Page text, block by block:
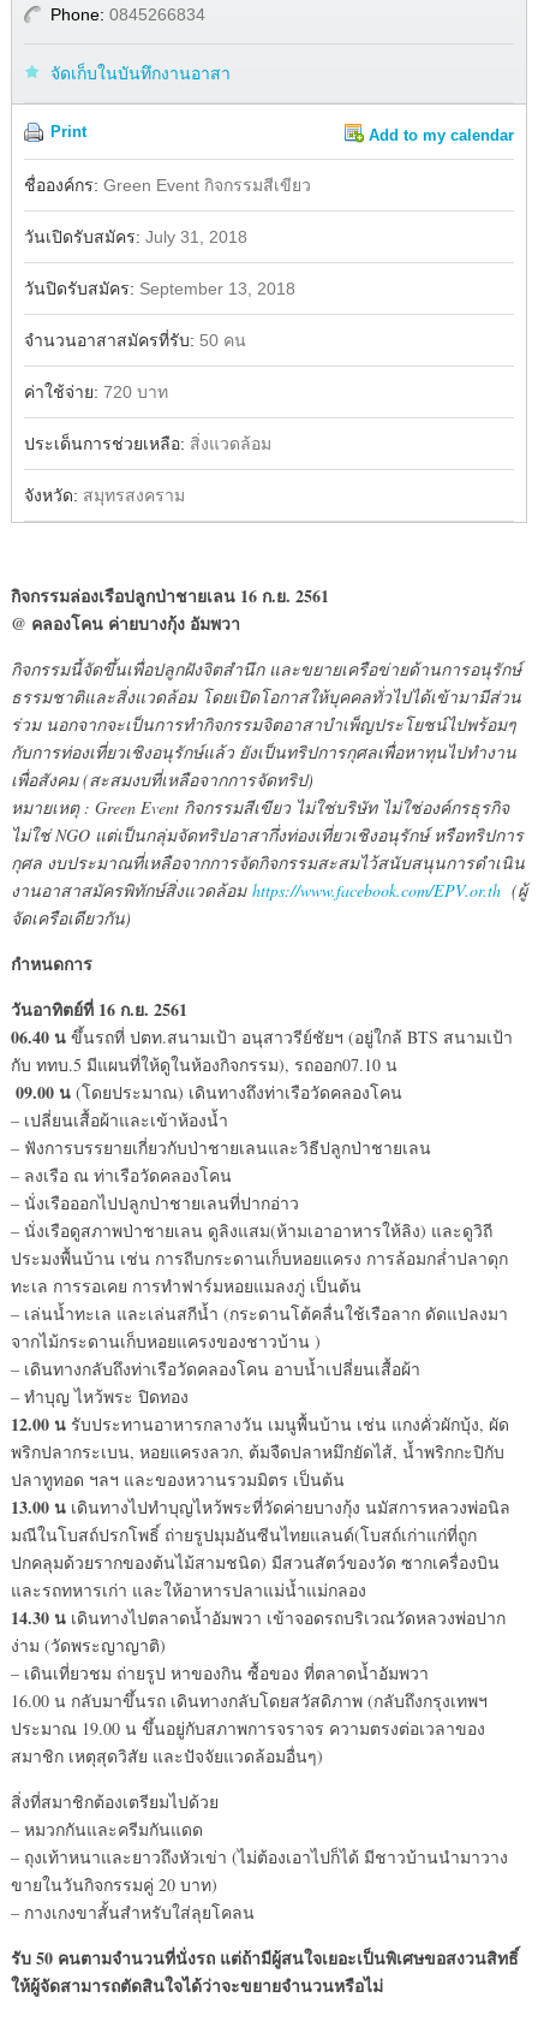
Phone: 0845266834
จัดเก็บในบันทึกงานอาสา
Print Add to my calendar
ชื่อองค์กร: Green Event กิจกรรมสีเขียว
วันเปิดรับสมัคร: July 31, 2018
วันปิดรับสมัคร: September 13, 2018
จำนวนอาสาสมัครที่รับ: 50 คน
ค่าใช้จ่าย: 720 บาท
ประเด็นการช่วยเหลือ: สิ่งแวดล้อม
จังหวัด: สมุทรสงคราม
กิจกรรมล่องเรือปลูกป่าชายเลน 16 ก.ย. 2561
@ คลองโคน ค่ายบางกุ้ง อัมพวา
กิจกรรมนี้จัดขึ้นเพื่อปลูกฝังจิตสำนึก และขยายเครือข่ายด้านการอนุรักษ์
ธรรมชาติและสิ่งแวดล้อม โดยเปิดโอกาสให้บุคคลทั่วไปได้เข้ามามีส่วน
ร่วม นอกจากจะเป็นการทำกิจกรรมจิตอาสาบำเพ็ญประโยชน์ไปพร้อมๆ
กับการท่องเที่ยวเชิงอนุรักษ์แล้ว ยังเป็นทริปการกุศลเพื่อหาทุนไปทำงาน
เพื่อสังคม (สะสมงบที่เหลือจากการจัดทริป)
หมายเหตุ : Green Event กิจกรรมสีเขียว ไม่ใช่บริษัท ไม่ใช่องค์กรธุรกิจ
ไม่ใช่ NGO แต่เป็นกลุ่มจัดทริปอาสากึ่งท่องเที่ยวเชิงอนุรักษ์ หรือทริปการ
กุศล งบประมาณที่เหลือจากการจัดกิจกรรมสะสมไว้สนับสนุนการดำเนิน
งานอาสาสมัครพิทักษ์สิ่งแวดล้อม https://www.facebook.com/EPV.or.th(ผู้
จัดเครือเดียวกัน)
กำหนดการ
วันอาทิตย์ที่ 16 ก.ย. 2561
06.40 นขึ้นรถที่ ปตท.สนามเป้า อนุสาวรีย์ชัยฯ (อยู่ใกล้ BTS สนามเป้า
กับ ททบ.5 มีแผนที่ให้ดูในห้องกิจกรรม), รถออก07.10 น
09.00 น(โดยประมาณ) เดินทางถึงท่าเรือวัดคลองโคน
– เปลี่ยนเสื้อผ้าและเข้าห้องน้ำ
– ฟังการบรรยายเกี่ยวกับป่าชายเลนและวิธีปลูกป่าชายเลน
– ลงเรือ ณ ท่าเรือวัดคลองโคน
– นั่งเรือออกไปปลูกป่าชายเลนที่ปากอ่าว
– นั่งเรือดูสภาพป่าชายเลน ดูลิงแสม(ห้ามเอาอาหารให้ลิง) และดูวิถี
ประมงพื้นบ้าน เช่น การถีบกระดานเก็บหอยแครง การล้อมกล่ำปลาดุก
ทะเล การรอเคย การทำฟาร์มหอยแมลงภู่ เป็นต้น
– เล่นน้ำทะเล และเล่นสกีน้ำ (กระดานโต้คลื่นใช้เรือลาก ดัดแปลงมา
จากไม้กระดานเก็บหอยแครงของชาวบ้าน )
– เดินทางกลับถึงท่าเรือวัดคลองโคน อาบน้ำเปลี่ยนเสื้อผ้า
– ทำบุญ ไหว้พระ ปิดทอง
12.00 นรับประทานอาหารกลางวัน เมนูพื้นบ้าน เช่น แกงคั่วผักบุ้ง, ผัด
พริกปลากระเบน, หอยแครงลวก, ต้มจืดปลาหมึกยัดไส้, น้ำพริกกะปิกับ
ปลาทูทอด ฯลฯ และของหวานรวมมิตร เป็นต้น
13.00 นเดินทางไปทำบุญไหว้พระที่วัดค่ายบางกุ้ง นมัสการหลวงพ่อนิล
มณีในโบสถ์ปรกโพธิ์ ถ่ายรูปมุมอันซีนไทยแลนด์(โบสถ์เก่าแก่ที่ถูก
ปกคลุมด้วยรากของต้นไม้สามชนิด) มีสวนสัตว์ของวัด ซากเครื่องบิน
และรถทหารเก่า และให้อาหารปลาแม่น้ำแม่กลอง
14.30 นเดินทางไปตลาดน้ำอัมพวา เข้าจอดรถบริเวณวัดหลวงพ่อปาก
ง่าม (วัดพระญาญาติ)
– เดินเที่ยวชม ถ่ายรูป หาของกิน ซื้อของ ที่ตลาดน้ำอัมพวา
16.00 น กลับมาขึ้นรถ เดินทางกลับโดยสวัสดิภาพ (กลับถึงกรุงเทพฯ
ประมาณ 19.00 น ขึ้นอยู่กับสภาพการจราจร ความตรงต่อเวลาของ
สมาชิก เหตุสุดวิสัย และปัจจัยแวดล้อมอื่นๆ)
สิ่งที่สมาชิกต้องเตรียมไปด้วย
– หมวกกันและครีมกันแดด
– ถุงเท้าหนาและยาวถึงหัวเข่า (ไม่ต้องเอาไปก็ได้ มีชาวบ้านนำมาวาง
ขายในวันกิจกรรมคู่ 20 บาท)
– กางเกงขาสั้นสำหรับใส่ลุยโคลน
รับ 50 คนตามจำนวนที่นั่งรถ แต่ถ้ามีผู้สนใจเยอะเป็นพิเศษขอสงวนสิทธิ์
ให้ผู้จัดสามารถตัดสินใจได้ว่าจะขยายจำนวนหรือไม่